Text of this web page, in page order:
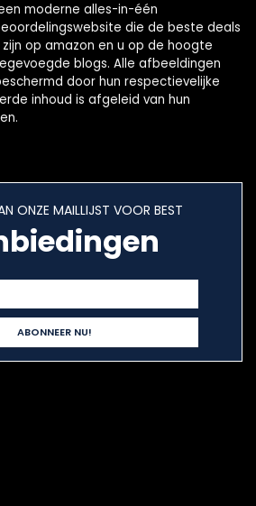
moderne alles-in-één
die de beste deals
op amazon en u op de hoogte
blogs. Alle afbeeldingen
door hun respectievelijke
inhoud is afgeleid van hun
ONZE MAILLIJST VOOR BEST